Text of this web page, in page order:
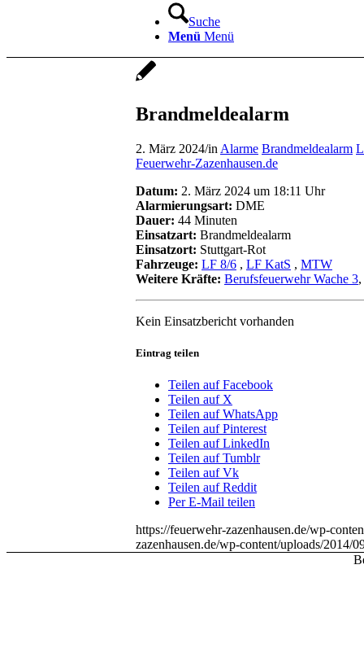
Suche
Menü Menü
Brandmeldealarm
2. März 2024/in Alarme Brandmeldealarm
Feuerwehr-Zazenhausen.de
Datum: 2. März 2024 um 18:11 Uhr
Alarmierungsart: DME
Dauer: 44 Minuten
Einsatzart: Brandmeldealarm
Einsatzort: Stuttgart-Rot
Fahrzeuge: LF 8/6 , LF KatS , MTW
Weitere Kräfte: Berufsfeuerwehr Wache 3,
Kein Einsatzbericht vorhanden
Eintrag teilen
Teilen auf Facebook
Teilen auf X
Teilen auf WhatsApp
Teilen auf Pinterest
Teilen auf LinkedIn
Teilen auf Tumblr
Teilen auf Vk
Teilen auf Reddit
Per E-Mail teilen
https://feuerwehr-zazenhausen.de/wp-
zazenhausen.de/wp-content/uploads/2014/